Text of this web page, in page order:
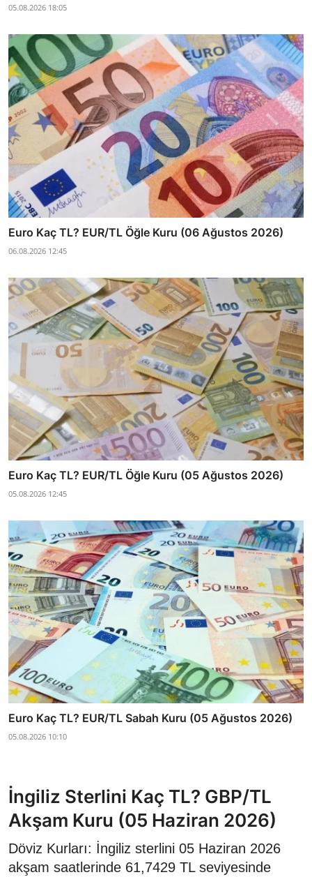
05.08.2026 18:05
Euro Kaç TL? EUR/TL Öğle Kuru (06 Ağustos 2026)
06.08.2026 12:45
Euro Kaç TL? EUR/TL Öğle Kuru (05 Ağustos 2026)
05.08.2026 12:45
Euro Kaç TL? EUR/TL Sabah Kuru (05 Ağustos 2026)
05.08.2026 10:10
İngiliz Sterlini Kaç TL? GBP/TL
Akşam Kuru (05 Haziran 2026)
Döviz Kurları: İngiliz sterlini 05 Haziran 2026
akşam saatlerinde 61,7429 TL seviyesinde